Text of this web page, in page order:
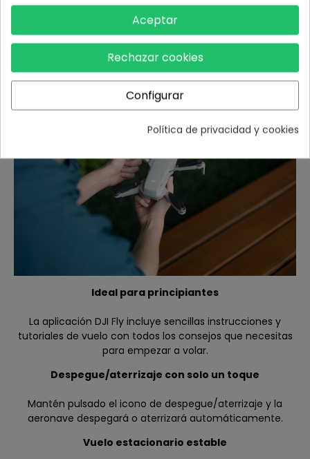
Facilitando la creatividad
Funciones inteligentes te permiten volar como un
experto desde la primera vez.
Ideal para principiantes
La aplicación DJI Fly incluye sencillas instrucciones y
tutoriales de vuelo con todos los consejos que necesitas
para empezar a volar.
Despegue/aterrizaje con solo un toque
Mantén pulsado el icono de despegue/aterrizaje y la
aeronave despegará o aterrizará automáticamente.
Vuelo estacionario estable
Aceptar
Rechazar cookies
Configurar
Política de privacidad y cookies